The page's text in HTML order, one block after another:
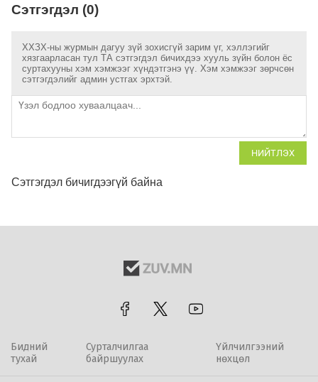
Сэтгэгдэл (0)
ХХЗХ-ны журмын дагуу зүй зохисгүй зарим үг, хэллэгийг
хязгаарласан тул ТА сэтгэгдэл бичихдээ хууль зүйн болон ёс
суртахууны хэм хэмжээг хүндэтгэнэ үү. Хэм хэмжээг зөрчсөн
сэтгэгдэлийг админ устгах эрхтэй.
НИЙТЛЭХ
Сэтгэгдэл бичигдээгүй байна
Бидний
тухай
Сурталчилгаа
байршуулах
Үйлчилгээний
нөхцөл